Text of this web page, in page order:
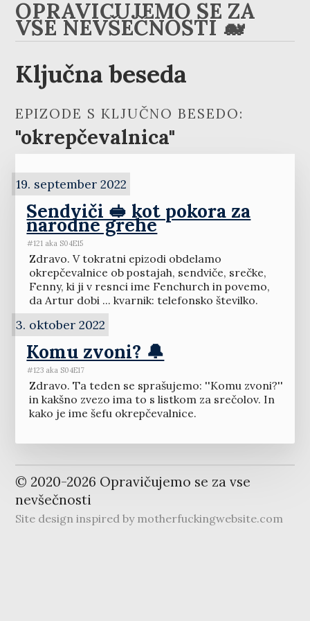
OPRAVIČUJEMO SE ZA
VSE NEVŠEČNOSTI 🐋
Ključna beseda
EPIZODE S KLJUČNO BESEDO:
"okrepčevalnica"
19. september 2022
Sendviči 🥪 kot pokora za
narodne grehe
#121 aka S04E15
Zdravo. V tokratni epizodi obdelamo
okrepčevalnice ob postajah, sendviče, srečke,
Fenny, ki ji v resnci ime Fenchurch in povemo,
da Artur dobi ... kvarnik: telefonsko številko.
3. oktober 2022
Komu zvoni? 🔔
#123 aka S04E17
Zdravo. Ta teden se sprašujemo: ''Komu zvoni?''
in kakšno zvezo ima to s listkom za srečolov. In
kako je ime šefu okrepčevalnice.
© 2020-2026 Opravičujemo se za vse
nevšečnosti
Site design inspired by motherfuckingwebsite.com